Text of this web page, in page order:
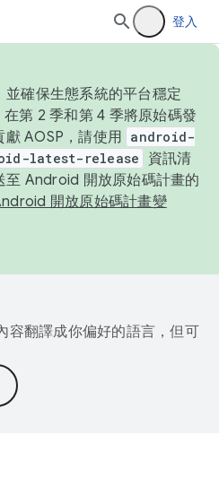
登入
確保生態系統的平台穩定
第 2 季和第 4 季將原始碼發
AOSP，請使用 android-
latest-release
資訊清
至 Android 開放原始碼計畫的
開放原始碼計畫變
容翻譯成你偏好的語言，但可